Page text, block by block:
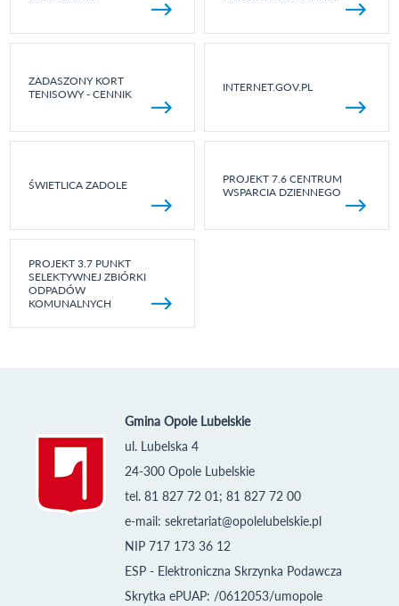
ZADASZONY KORT
TENISOWY - CENNIK
INTERNET.GOV.PL
ŚWIETLICA ZADOLE
PROJEKT 7.6 CENTRUM
WSPARCIA DZIENNEGO
PROJEKT 3.7 PUNKT
SELEKTYWNEJ ZBIÓRKI
ODPADÓW
KOMUNALNYCH
Gmina Opole Lubelskie
ul. Lubelska 4
24-300 Opole Lubelskie
tel. 81 827 72 01; 81 827 72 00
e-mail: sekretariat@opolelubelskie.pl
NIP 717 173 36 12
ESP - Elektroniczna Skrzynka Podawcza
Skrytka ePUAP: /0612053/umopole